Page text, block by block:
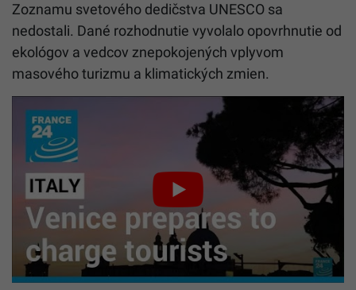
Zoznamu svetového dedičstva UNESCO sa
nedostali. Dané rozhodnutie vyvolalo opovrhnutie od
ekológov a vedcov znepokojených vplyvom
masového turizmu a klimatických zmien.